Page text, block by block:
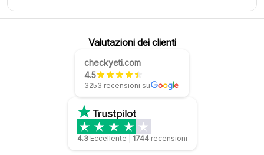
Valutazioni dei clienti
checkyeti.com
4.5
3253 recensioni su
4.3 Eccellente 1744 recensioni